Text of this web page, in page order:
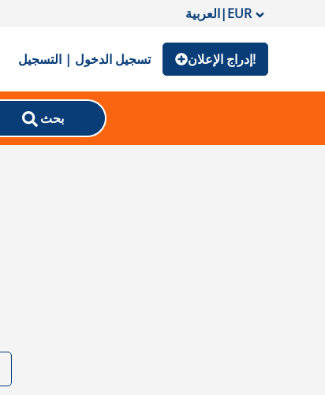
العربية|EUR
تسجيل الدخول | التسجيل إدراج الإعلان!
بحث